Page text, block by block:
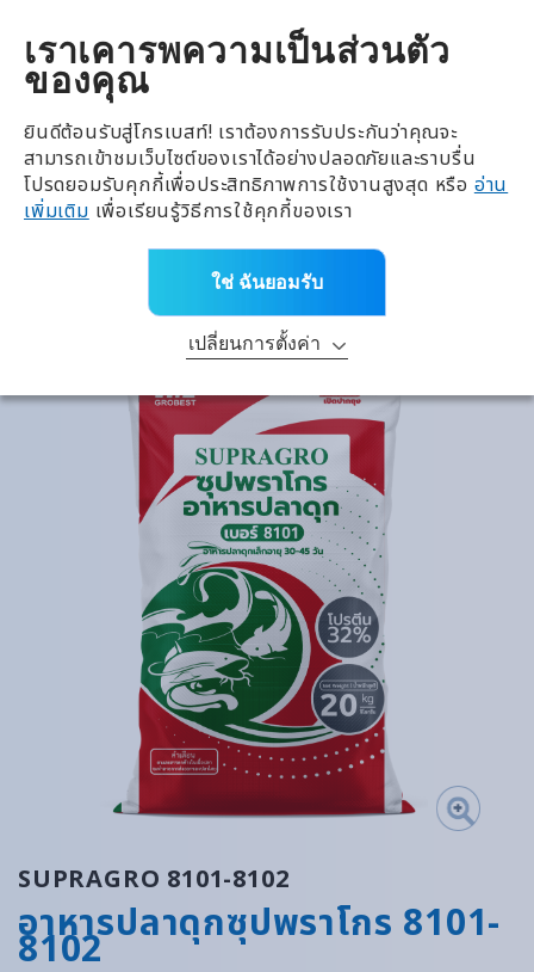
เราเคารพความเป็นส่วนตัว
ของคุณ
ยินดีต้อนรับสู่โกรเบสท์! เราต้องการรับประกันว่าคุณจะ
สามารถเข้าชมเว็บไซต์ของเราได้อย่างปลอดภัยและราบรื่น
โปรดยอมรับคุกกี้เพื่อประสิทธิภาพการใช้งานสูงสุด หรืออ่าน
เพิ่มเติมเพื่อเรียนรู้วิธีการใช้คุกกี้ของเรา
ใช่ ฉันยอมรับ
เปลี่ยนการตั้งค่า
全興國際水產股份有限公
ย้อนกลับ การเจริญเติบโต
ประเภท
หน้าหลัก ผลิตภัณฑ์ทั้งหมด
การเจริญเติบโต >
อาหารปลาดุกซุปพราโกร 8101-8102
SUPRAGRO 8101-8102
อาหารปลาดุกซุปพราโกร 8101-
8102